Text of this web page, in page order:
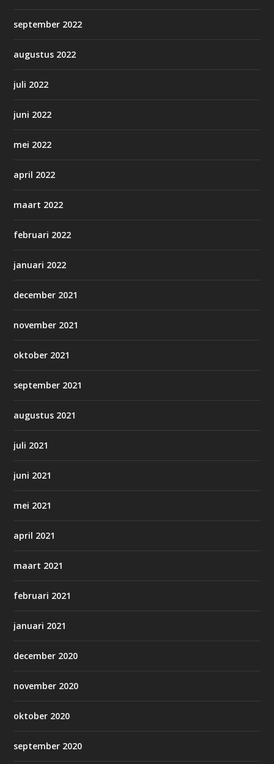
september 2022
augustus 2022
juli 2022
juni 2022
mei 2022
april 2022
maart 2022
februari 2022
januari 2022
december 2021
november 2021
oktober 2021
september 2021
augustus 2021
juli 2021
juni 2021
mei 2021
april 2021
maart 2021
februari 2021
januari 2021
december 2020
november 2020
oktober 2020
september 2020